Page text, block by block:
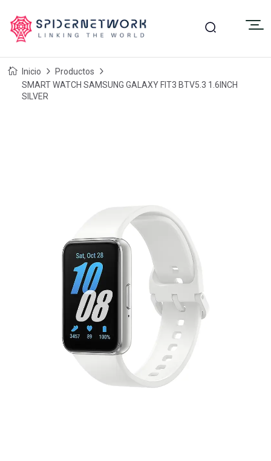
Inicio
Productos
SMART WATCH SAMSUNG GALAXY FIT3 BTV5.3 1.6INCH
SILVER